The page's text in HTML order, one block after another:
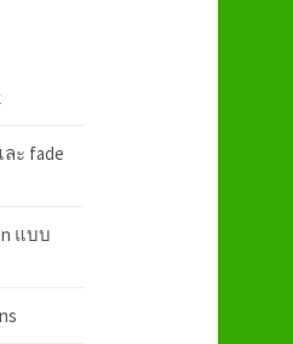
ละ fade
แบบ